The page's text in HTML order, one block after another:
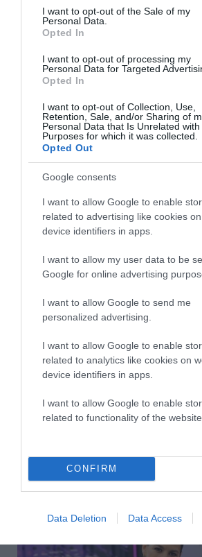
consent section.
I want to opt-out of the Sale of my
Personal Data.
Opted In
I want to opt-out of processing my
Personal Data for Targeted
Opted In
I want to opt-out of Collection, Use,
Retention, Sale, and/or Sharing of
Personal Data that Is Unrelated
Purposes for which it was collected.
Opted Out
Google consents
I want to allow Google to enable
related to advertising like cookies
device identifiers in apps.
I want to allow my user data to be
Google for online advertising
I want to allow Google to send me
personalized advertising.
I want to allow Google to enable
related to analytics like cookies on
device identifiers in apps.
I want to allow Google to enable
related to functionality of the
CONFIRM
Data Deletion Data Access
A születendő kislány édesapja és a
ezért nem mond semmit, de bátran
mert úgy érzi, a kislányával ketten
győzni.
Forrás: Blikk
Megosztás: Facebook
terhesség,egyedülálló anya,Köböl
Korábbi bejegyzések
HASONLÓ BEJEGYZÉSEK
2026-08-07.